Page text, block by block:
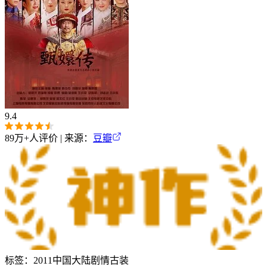
9.4
89万+人评价 | 来源： 豆瓣
标签： 2011 中国大陆剧情古装